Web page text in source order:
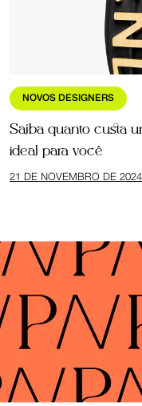
NOVOS DESIGNERS
Saiba quanto custa
ideal para você
21 DE NOVEMBRO DE 2024